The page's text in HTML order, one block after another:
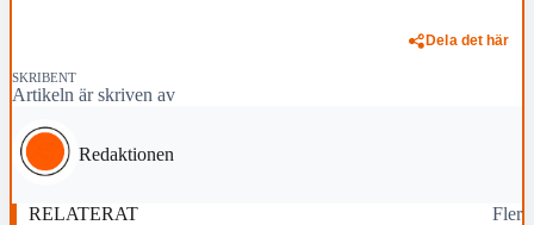
Dela det här
SKRIBENT
Artikeln är skriven av
Redaktionen
RELATERAT Fler